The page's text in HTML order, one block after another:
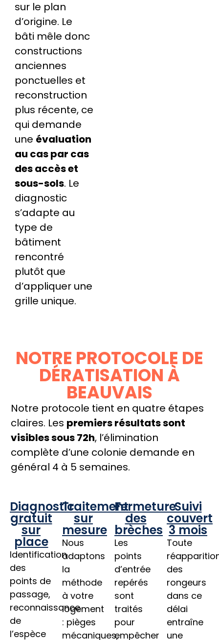
sur le plan
d’origine. Le
bâti mêle donc
constructions
anciennes
ponctuelles et
reconstruction
plus récente, ce
qui demande
une évaluation
au cas par cas
des accès et
sous-sols. Le
diagnostic
s’adapte au
type de
bâtiment
rencontré
plutôt que
d’appliquer une
grille unique.
NOTRE PROTOCOLE DE
DÉRATISATION À
BEAUVAIS
Notre protocole tient en quatre étapes
claires. Les premiers résultats sont
visibles sous 72h, l’élimination
complète d’une colonie demande en
général 4 à 5 semaines.
Diagnostic
gratuit
sur
place
Identification
des
points de
passage,
reconnaissance
de
l’espèce
Traitement
sur
mesure
Nous
adaptons
la
méthode
à votre
logement
: pièges
mécaniques,
Fermeture
des
brèches
Les
points
d’entrée
repérés
sont
traités
pour
empêcher
Suivi
couvert
3 mois
Toute
des
rongeurs
dans ce
délai
entraîne
une